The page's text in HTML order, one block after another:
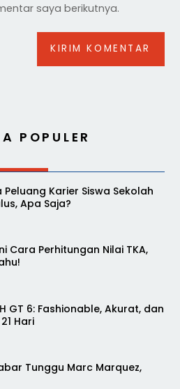
saya berikutnya.
POPULER
Peluang Karier Siswa Sekolah
Apa Saja?
Cara Perhitungan Nilai TKA,
GT 6: Fashionable, Akurat, dan
Hari
Tunggu Marc Marquez,